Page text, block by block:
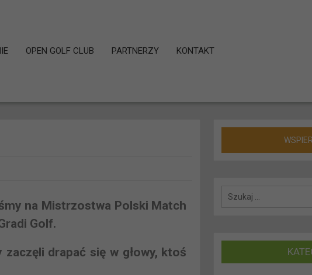
OPEN GOLF CLUB PARTNERZY KONTAKT
na Mistrzostwa Polski Match
Golf.
drapać się w głowy, ktoś